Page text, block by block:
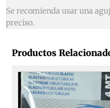
Se recomienda usar una
preciso.
Productos